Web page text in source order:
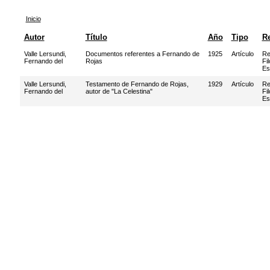
Inicio
Autor Título Año Tipo
Valle Lersundi,
Fernando del
Documentos referentes a Fernando de
Rojas
1925 Artículo
Valle Lersundi,
Fernando del
Testamento de Fernando de Rojas,
autor de "La Celestina"
1929 Artículo